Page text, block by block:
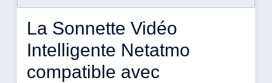
La Sonnette Vidéo
Intelligente Netatmo
compatible avec